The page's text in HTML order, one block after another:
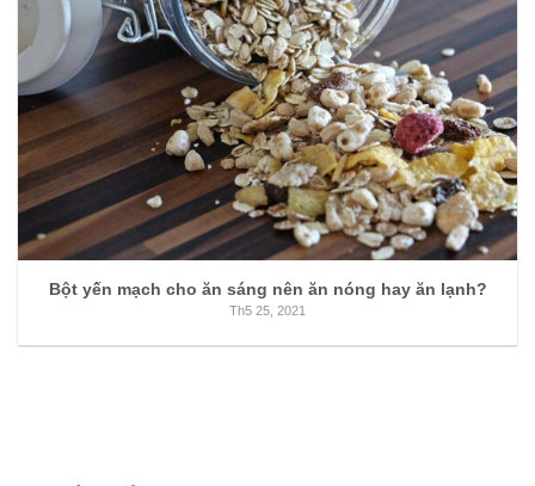
Bột yến mạch cho ăn sáng nên ăn nóng hay ăn lạnh?
Th5 25, 2021